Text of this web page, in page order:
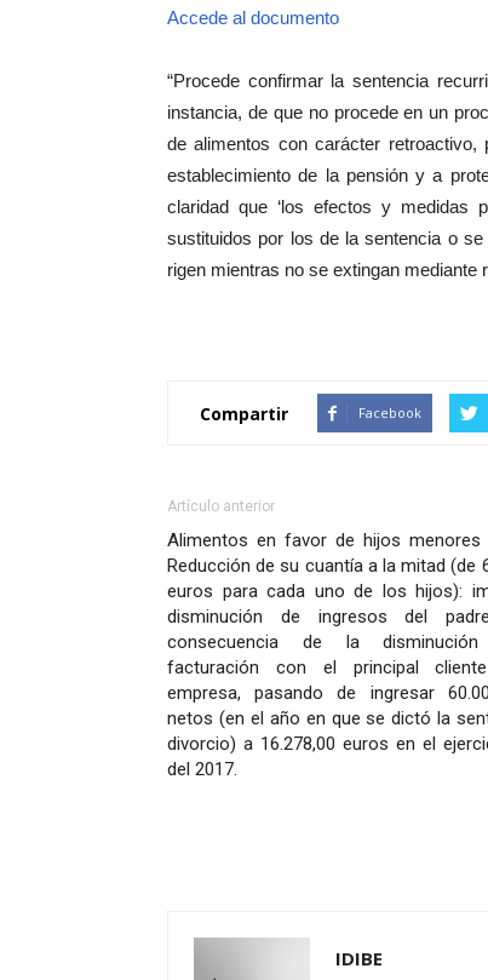
Accede al documento
“Procede confirmar la sentencia
instancia, de que no procede en un
de alimentos con carácter
establecimiento de la pensión y a
claridad que ‘los efectos y medidas
sustituidos por los de la sentencia o
rigen mientras no se extingan mediante
Compartir Facebook
Artículo anterior
Alimentos en favor de hijos menores
Reducción de su cuantía a la mitad (de
euros para cada uno de los hijos):
disminución de ingresos del
consecuencia de la
facturación con el principal
empresa, pasando de ingresar
netos (en el año en que se dictó la
divorcio) a 16.278,00 euros en el
del 2017.
IDIBE